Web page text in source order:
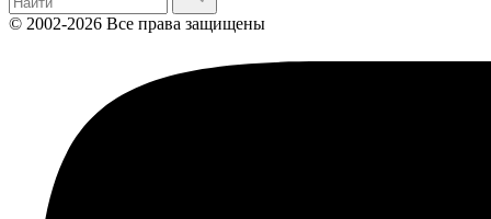
© 2002-2026 Все права защищены